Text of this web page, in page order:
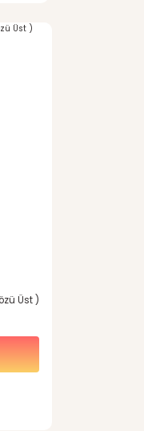
Üst )